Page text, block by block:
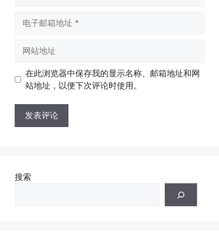
址
址
在此浏览器中保存我的显示名称、邮箱地址和网
站地址，以便下次评论时使用。
搜索